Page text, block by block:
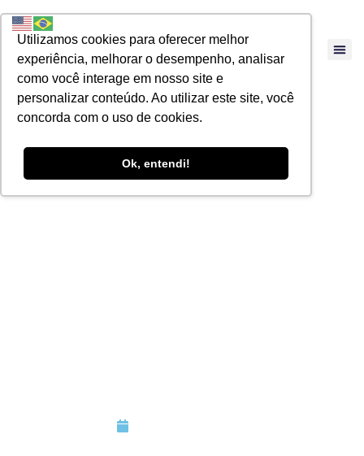
Utilizamos cookies para oferecer melhor
experiência, melhorar o desempenho, analisar
como você interage em nosso site e
personalizar conteúdo. Ao utilizar este site, você
concorda com o uso de cookies.
Ok, entendi!